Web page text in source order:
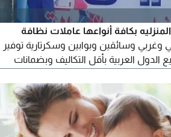
بكافة أنواعها عاملات نظافة
وسائقين وبوابين وسكرتارية توفير
الدول العربية بأقل التكاليف وبضمانات